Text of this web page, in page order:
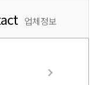
업체정보